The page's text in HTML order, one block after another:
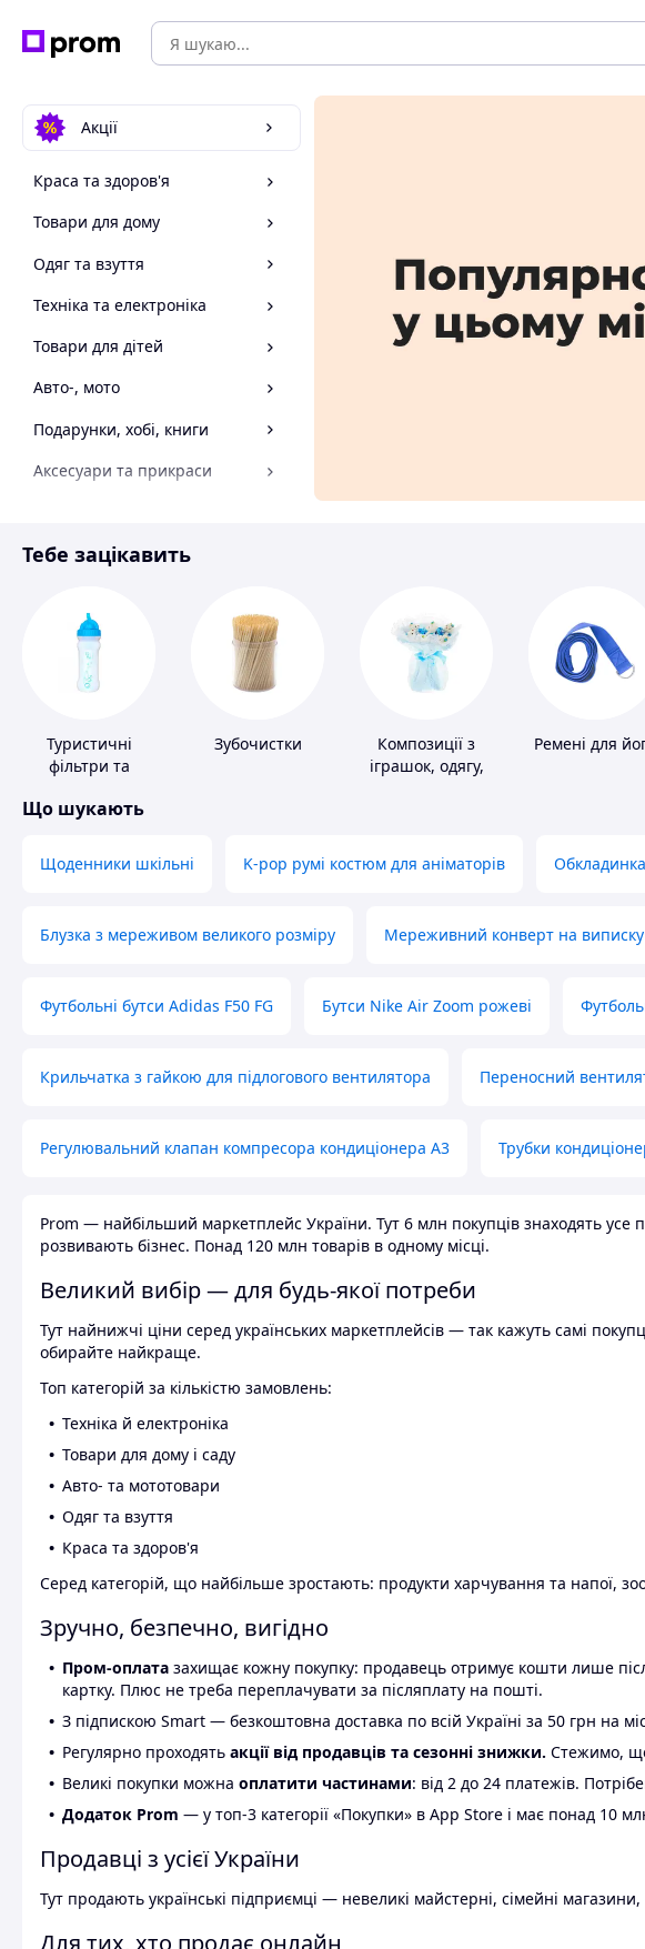
Акції
Краса та здоров'я
Товари для дому
Одяг та взуття
Техніка та електроніка
Товари для дітей
Авто-, мото
Подарунки, хобі, книги
Аксесуари та прикраси
Спорт і відпочинок
Тебе зацікавить
Туристичні
фільтри та
питної води
Зубочистки
Композиції з
іграшок, одягу,
Ремені для
Що шукають
Щоденники шкільні K-pop румі костюм для аніматорів
Блузка з мереживом великого розміру Мереживний конверт на виписку
Футбольні бутси Adidas F50 FG Бутси Nike Air Zoom рожеві
Крильчатка з гайкою для підлогового вентилятора Переносний
Регулювальний клапан компресора кондиціонера А3 Трубки
Prom — найбільший маркетплейс України. Тут 6 млн покупців знаходять усе
розвивають бізнес. Понад 120 млн товарів в одному місці.
Великий вибір — для будь-якої потреби
Тут найнижчі ціни серед українських маркетплейсів — так кажуть самі
обирайте найкраще.
Топ категорій за кількістю замовлень:
Техніка й електроніка
Товари для дому і саду
Авто- та мототовари
Одяг та взуття
Краса та здоров'я
Серед категорій, що найбільше зростають: продукти харчування та напої,
Зручно, безпечно, вигідно
Пром-оплата захищає кожну покупку: продавець отримує кошти лише
картку. Плюс не треба переплачувати за післяплату на пошті.
З підпискою Smart — безкоштовна доставка по всій Україні за 50 грн на
Регулярно проходять акції від продавців та сезонні знижки. Стежимо,
Великі покупки можна оплатити частинами: від 2 до 24 платежів.
Додаток Prom — у топ-3 категорії «Покупки» в App Store і має понад 10
Продавці з усієї України
Тут продають українські підприємці — невеликі майстерні, сімейні